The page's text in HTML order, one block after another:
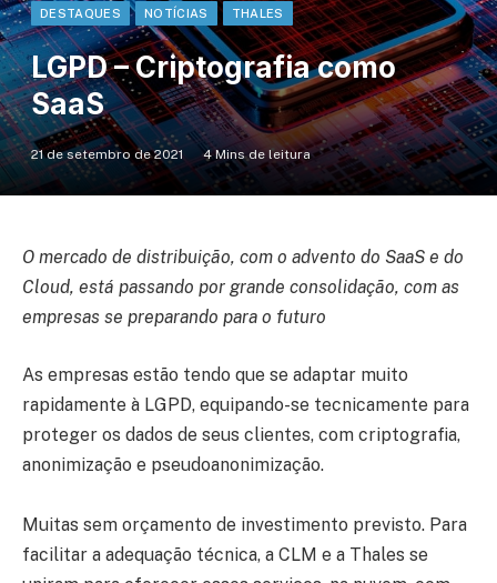
DESTAQUES NOTÍCIAS THALES
LGPD – Criptografia como
SaaS
21 de setembro de 2021 4 Mins de leitura
O mercado de distribuição, com o advento do SaaS e do
Cloud, está passando por grande consolidação, com as
empresas se preparando para o futuro
As empresas estão tendo que se adaptar muito
rapidamente à LGPD, equipando-se tecnicamente para
proteger os dados de seus clientes, com criptografia,
anonimização e pseudoanonimização.
Muitas sem orçamento de investimento previsto. Para
facilitar a adequação técnica, a CLM e a Thales se